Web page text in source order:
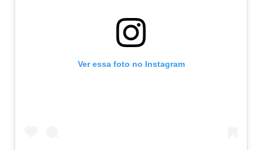
Ver essa foto no Instagram